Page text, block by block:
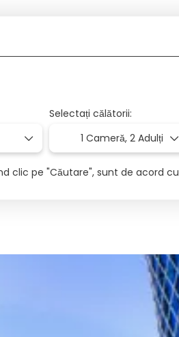
Selectați călătorii:
1 Cameră,2 Adulți
clic pe "Căutare", sunt de acord cu